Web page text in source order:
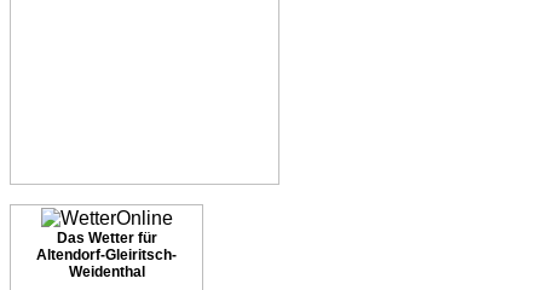
Das Wetter für
Altendorf-Gleiritsch-
Weidenthal